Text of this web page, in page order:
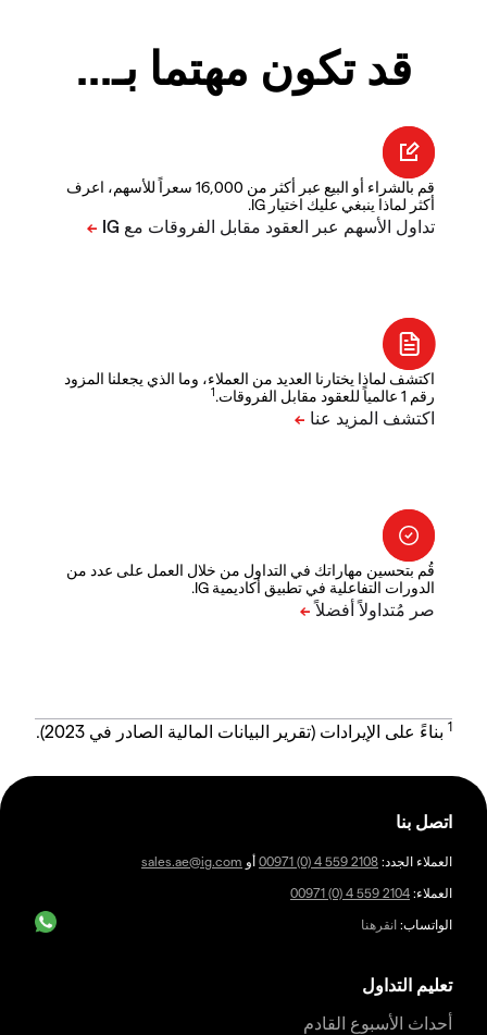
قد تكون مهتما بـ...
قم بالشراء أو البيع عبر أكثر من 16,000 سعراً للأسهم، اعرف
أكثر لماذا ينبغي عليك اختيار IG.
اكتشف لماذا يختارنا العديد من العملاء، وما الذي يجعلنا المزود
رقم 1 عالمياً للعقود مقابل الفروقات.
1
قُم بتحسين مهاراتك في التداول من خلال العمل على عدد من
الدورات التفاعلية في تطبيق أكاديمية IG.
1 بناءً على الإيرادات (تقرير البيانات المالية الصادر في 2023).
اتصل بنا
العملاء الجدد: 00971 (0) 4 559 2108 أو sales.ae@ig.com
العملاء: 00971 (0) 4 559 2104
الواتساب: انقرهنا
تعليم التداول
أحداث الأسبوع القادم